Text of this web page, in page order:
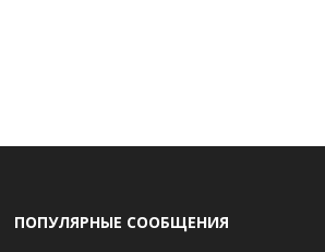
ПОПУЛЯРНЫЕ СООБЩЕНИЯ